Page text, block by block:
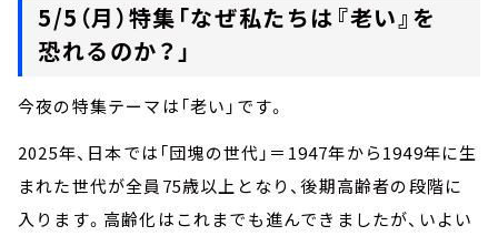
5/5（月）特集「なぜ私たちは『老い』を
恐れるのか？」
今夜の特集テーマは「老い」です。
2025年、日本では「団塊の世代」＝1947年から1949年に生
まれた世代が全員75歳以上となり、後期高齢者の段階に
入ります。高齢化はこれまでも進んできましたが、いよい